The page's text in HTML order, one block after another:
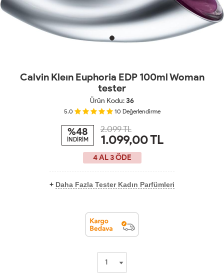
Calvin Kleın Euphoria EDP 100ml Woman
tester
Ürün Kodu:36
5.0 10 Değerlendirme
%48
İNDİRİM
2.099 TL
1.099,00TL
4 AL 3 ÖDE
+ Daha Fazla Tester Kadın Parfümleri